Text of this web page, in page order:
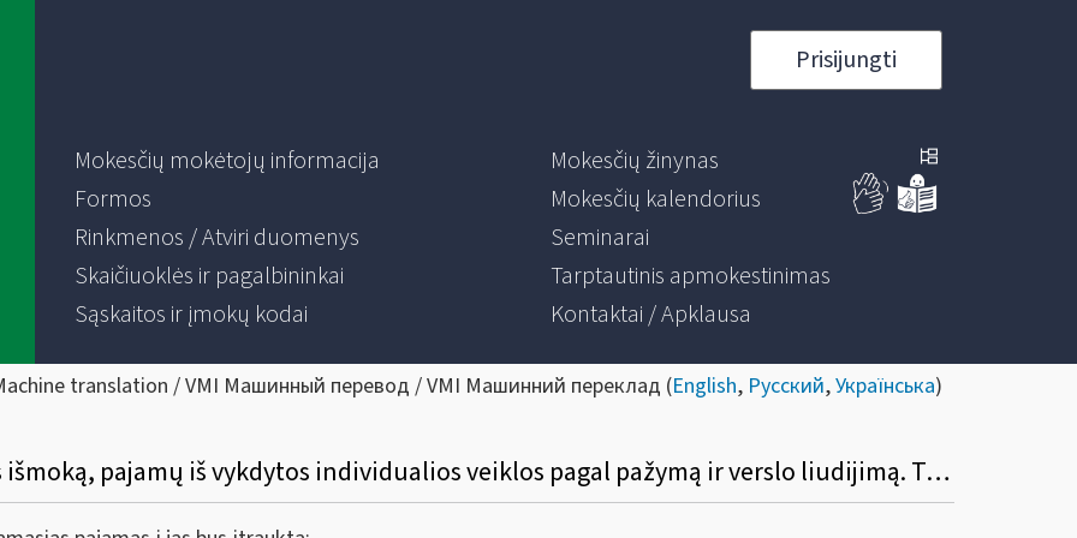
Prisijungti
Mokesčių mokėtojų informacija
Formos
Rinkmenos / Atviri duomenys
Skaičiuoklės ir pagalbininkai
Sąskaitos ir įmokų kodai
Mokesčių žinynas
Mokesčių kalendorius
Seminarai
Tarptautinis apmokestinimas
Kontaktai / Apklausa
translation / VMI Машинный перевод / VMI Машинний переклад (English, Русский,Українська)
2020 m. gavau darbo užmokestį, ligos išmoką, pajamų iš vykdytos individualios veiklos pagal pažymą ir verslo liudijimą. Tėvai man padovanojo butą. Be to, patyriau automobilio remonto išlaidas ir naudojausi pajamų mokesčio lengvata. Kaip bus skaičiuojamos mano 2020 m. gautos apmokestinamosios pajamos?